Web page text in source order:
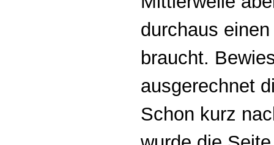
durchaus
braucht.
ausgerechnet
Schon kurz